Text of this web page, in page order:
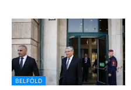
BELFÖLD